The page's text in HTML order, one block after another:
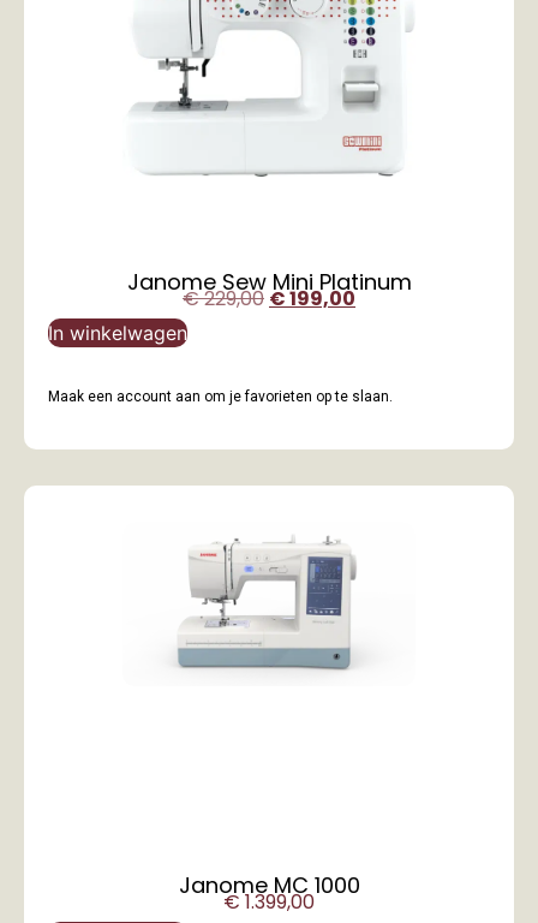
Janome Sew Mini Platinum
€229,00 €199,00
In winkelwagen
Maak een account aan om je favorieten op te slaan.
Janome MC 1000
€1.399,00